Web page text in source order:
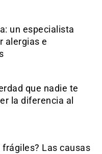
un especialista
alergias e
que nadie te
la diferencia al
Las causas